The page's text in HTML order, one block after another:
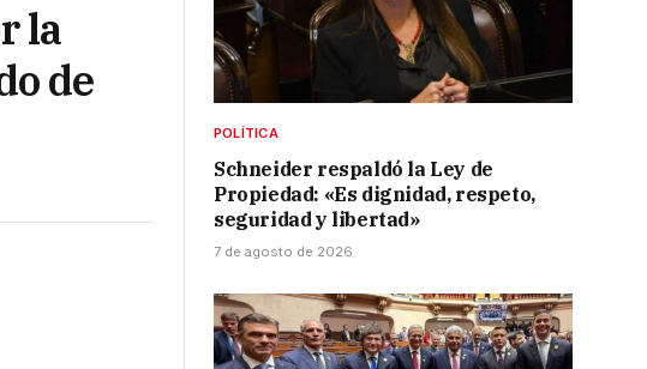
la
de
POLÍTICA
Schneider respaldó la Ley de
Propiedad: «Es dignidad, respeto,
seguridad y libertad»
7 de agosto de 2026